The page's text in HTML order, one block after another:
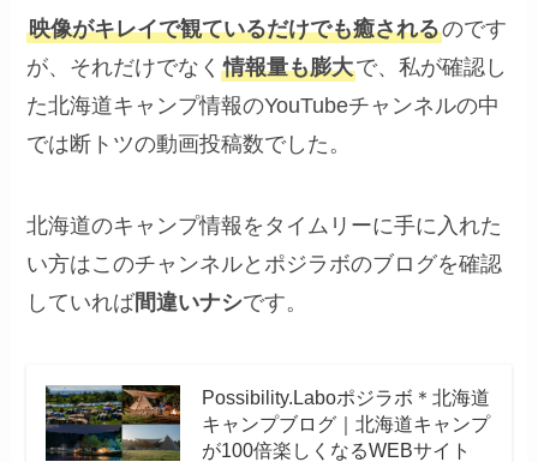
映像がキレイで観ているだけでも癒されるのです
が、それだけでなく情報量も膨大で、私が確認し
た北海道キャンプ情報のYouTubeチャンネルの中
では断トツの動画投稿数でした。
北海道のキャンプ情報をタイムリーに手に入れた
い方はこのチャンネルとポジラボのブログを確認
していれば間違いナシです。
Possibility.Laboポジラボ＊北海道
キャンプブログ｜北海道キャンプ
が100倍楽しくなるWEBサイト